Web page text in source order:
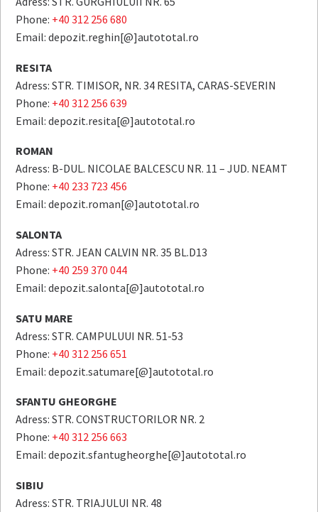
Phone: +40 312 256 680
Email: depozit.reghin[@]autototal.ro
RESITA
Adress: STR. TIMISOR, NR. 34 RESITA, CARAS-SEVERIN
Phone: +40 312 256 639
Email: depozit.resita[@]autototal.ro
ROMAN
Adress: B-DUL. NICOLAE BALCESCU NR. 11 – JUD. NEAMT
Phone: +40 233 723 456
Email: depozit.roman[@]autototal.ro
SALONTA
Adress: STR. JEAN CALVIN NR. 35 BL.D13
Phone: +40 259 370 044
Email: depozit.salonta[@]autototal.ro
SATU MARE
Adress: STR. CAMPULUUI NR. 51-53
Phone: +40 312 256 651
Email: depozit.satumare[@]autototal.ro
SFANTU GHEORGHE
Adress: STR. CONSTRUCTORILOR NR. 2
Phone: +40 312 256 663
Email: depozit.sfantugheorghe[@]autototal.ro
SIBIU
Adress: STR. TRIAJULUI NR. 48